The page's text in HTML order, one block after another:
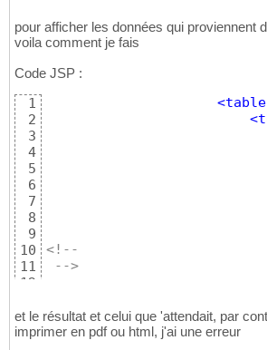
30
31
33
35
36
37
38
39
40
41
42
43
44
@ManyToOne
}
pour afficher les données qui proviennent
voila comment je fais
Code JSP :
1
2
3
4
5
6
7
8
9
10
11
12
14
15
<table
-->
et le résultat et celui que 'attendait, par
imprimer en pdf ou html, j'ai une erreur